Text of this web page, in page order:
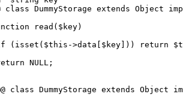
class DummyStorage extends Object
class DummyStorage extends Object